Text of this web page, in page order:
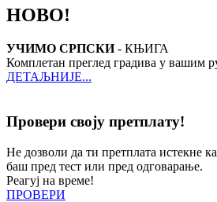
НОВО!
УЧИМО СРПСКИ- КЊИГА
Комплетан преглед градива у вашим
ДЕТАЉНИЈЕ...
Провери своју претплату!
Не дозволи да ти претплата истекне
баш пред тест или пред одговарање.
Реагуј на време!
ПРОВЕРИ